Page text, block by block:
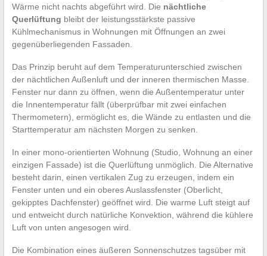
Wärme nicht nachts abgeführt wird. Die nächtliche
Querlüftung bleibt der leistungsstärkste passive
Kühlmechanismus in Wohnungen mit Öffnungen an zwei
gegenüberliegenden Fassaden.
Das Prinzip beruht auf dem Temperaturunterschied zwischen
der nächtlichen Außenluft und der inneren thermischen Masse.
Fenster nur dann zu öffnen, wenn die Außentemperatur unter
die Innentemperatur fällt (überprüfbar mit zwei einfachen
Thermometern), ermöglicht es, die Wände zu entlasten und die
Starttemperatur am nächsten Morgen zu senken.
In einer mono-orientierten Wohnung (Studio, Wohnung an einer
einzigen Fassade) ist die Querlüftung unmöglich. Die Alternative
besteht darin, einen vertikalen Zug zu erzeugen, indem ein
Fenster unten und ein oberes Auslassfenster (Oberlicht,
gekipptes Dachfenster) geöffnet wird. Die warme Luft steigt auf
und entweicht durch natürliche Konvektion, während die kühlere
Luft von unten angesogen wird.
Die Kombination eines äußeren Sonnenschutzes tagsüber mit